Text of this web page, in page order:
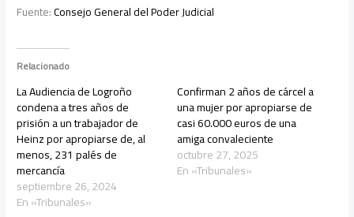
Fuente:Consejo General del Poder Judicial
Relacionado
La Audiencia de Logroño
condena a tres años de
prisión a un trabajador de
Heinz por apropiarse de, al
menos, 231 palés de
mercancía
septiembre 26, 2024
En «Tribunales»
Confirman 2 años de cárcel a
una mujer por apropiarse de
casi 60.000 euros de una
amiga convaleciente
octubre 27, 2025
En «Tribunales»